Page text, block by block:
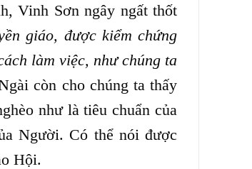
Vinh Sơn ngây ngất thốt
giáo, được kiểm chứng
làm việc, như chúng ta
còn cho chúng ta thấy
như là tiêu chuẩn của
Người. Có thể nói được
Hội.